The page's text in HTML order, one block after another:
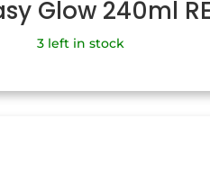
Glow 240ml
3 left in stock